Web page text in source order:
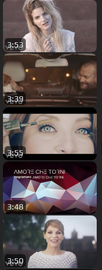
3:53
3:39
3:55
3:48
3:50